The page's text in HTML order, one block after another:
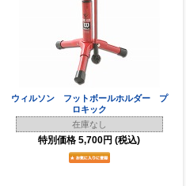
ウィルソン フットボールホルダー プ
ロキック
在庫なし
特別価格 5,700円 (税込)